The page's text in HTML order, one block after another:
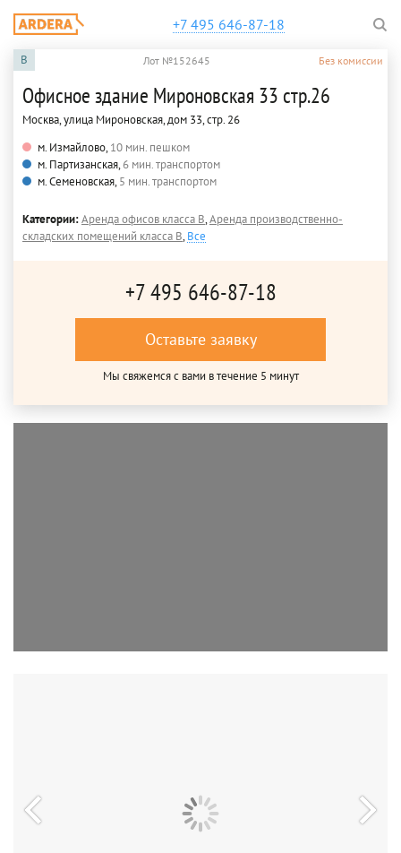
+7 495 646-87-18
B Лот №152645 Без комиссии
Офисное здание Мироновская 33 стр.26
Москва, улица Мироновская, дом 33, стр. 26
м. Измайлово,10 мин. пешком
м. Партизанская,6 мин. транспортом
м. Семеновская,5 мин. транспортом
Категории:Аренда офисов класса B,Аренда производственно-
складских помещений класса B,Все
+7 495 646-87-18
Оставьте заявку
Мы свяжемся с вами в течение 5 минут